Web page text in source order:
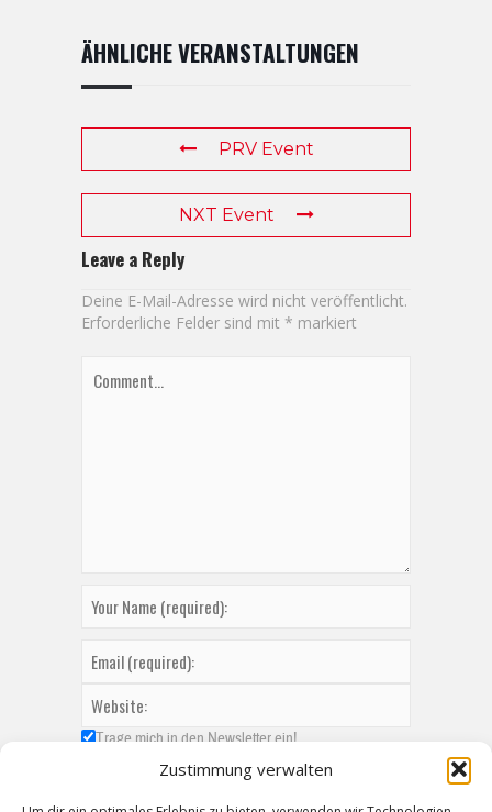
Zustimmung verwalten
ÄHNLICHE VERANSTALTUNGEN
PRV Event
NXT Event
Leave a Reply
Deine E-Mail-Adresse wird nicht veröffentlicht.
Erforderliche Felder sind mit * markiert
Trage mich in den Newsletter ein!